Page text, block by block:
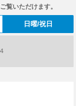
覧いただけます。
日曜/祝日